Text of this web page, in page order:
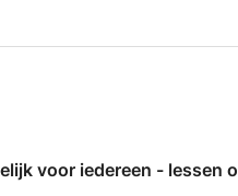
voor iedereen - lessen